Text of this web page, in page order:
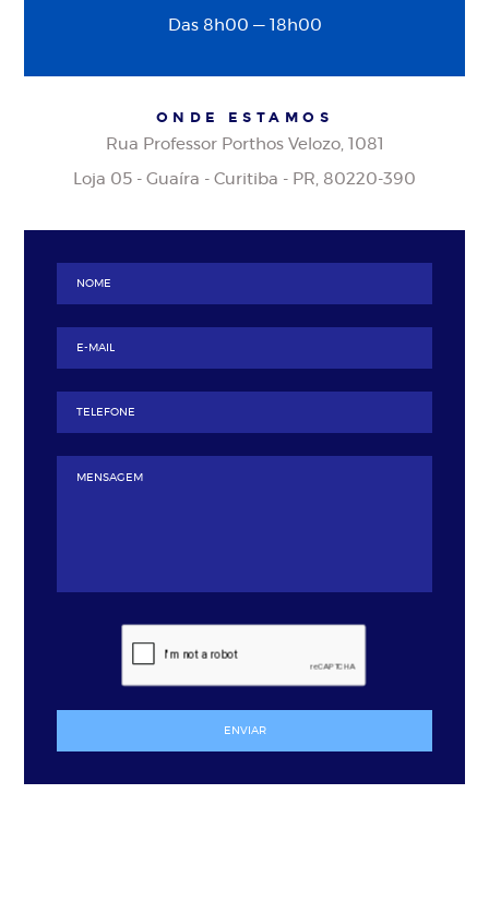
ENVIAR
Das 8h00 — 18h00
ONDE ESTAMOS
Rua Professor Porthos Velozo, 1081
Loja 05 - Guaíra - Curitiba - PR, 80220-390